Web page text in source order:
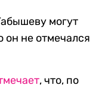
могут
он не отмечался
, что, по